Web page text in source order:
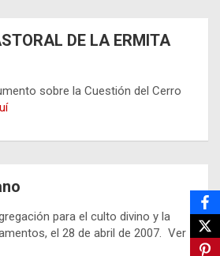
DE LA ERMITA
sobre la Cuestión del Cerro
para el culto divino y la
el 28 de abril de 2007. Ver